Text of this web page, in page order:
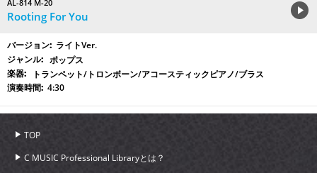
AL-814 M-20
Rooting For You
ライトVer.
ポップス
トランペット/トロンボーン/アコースティックピアノ/ブラス
4:30
TOP
C MUSIC Professional Libraryとは？